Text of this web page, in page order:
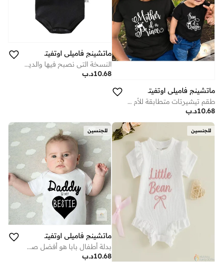
ماتشينج فاميلي اوتفيتس
طقم تيشيرتات متطابقة للأم والطفل والرضيع | مطبوع عليها عبارة "أم الأمير، ابن الملكة" | طقم ملابس كومبو للأم والطفل الصغير | ملابس عائلية قطنية متطابقة للنساء والأطفال والرضعطقم تيشيرتات متطابقة للأم والطفل والرضيع | مطبوع عليها عبارة "أم الأمير، ابن الملكة" | طقم ملابس كومبو للأم والطفل الصغير | ملابس عائلية قطنية متطابقة للنساء والأطفال والرضع
د.ب10.68
ماتشينج فاميلي اوتفيتس
النسخة التي نصبح فيها والدين – بدلة أطفال بطابع مسلسل فريندز مطبوعة، رومبر حديثي الولادة بأكمام قصيرة من قطن ناعم، ملابس طفل لطيفة ومضحكة للأولاد والبنات (أسود)
د.ب10.68
للجنسين للجنسين
ماتشينج فاميلي اوتفيتس
بدلة أطفال بابا هو أفضل صديق لي – بدلة مولود جديد بطبعة قلب لطيفة، للجنسين للأولاد والبنات، قطن بأكمام قصيرة، زي طفل لطيف وجذاب (أبيض)
د.ب10.68